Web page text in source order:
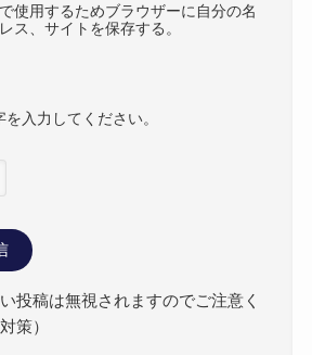
使用するためブラウザーに自分の名
ス、サイトを保存する。
入力してください。
投稿は無視されますのでご注意く
策）